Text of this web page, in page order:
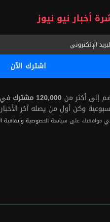
أخبار نيو نيوز
إلى أكثر من 120,000 مشترك
في
وكن أول من يصله آخر
موافقتك على سياسة الخصوصية واتفاقية